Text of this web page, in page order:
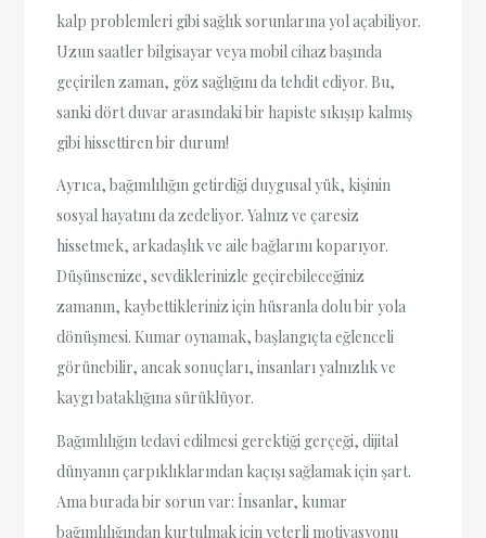
kalp problemleri gibi sağlık sorunlarına yol açabiliyor.
Uzun saatler bilgisayar veya mobil cihaz başında
geçirilen zaman, göz sağlığını da tehdit ediyor. Bu,
sanki dört duvar arasındaki bir hapiste sıkışıp kalmış
gibi hissettiren bir durum!
Ayrıca, bağımlılığın getirdiği duygusal yük, kişinin
sosyal hayatını da zedeliyor. Yalnız ve çaresiz
hissetmek, arkadaşlık ve aile bağlarını koparıyor.
Düşünsenize, sevdiklerinizle geçirebileceğiniz
zamanın, kaybettikleriniz için hüsranla dolu bir yola
dönüşmesi. Kumar oynamak, başlangıçta eğlenceli
görünebilir, ancak sonuçları, insanları yalnızlık ve
kaygı bataklığına sürüklüyor.
Bağımlılığın tedavi edilmesi gerektiği gerçeği, dijital
dünyanın çarpıklıklarından kaçışı sağlamak için şart.
Ama burada bir sorun var: İnsanlar, kumar
bağımlılığından kurtulmak için yeterli motivasyonu